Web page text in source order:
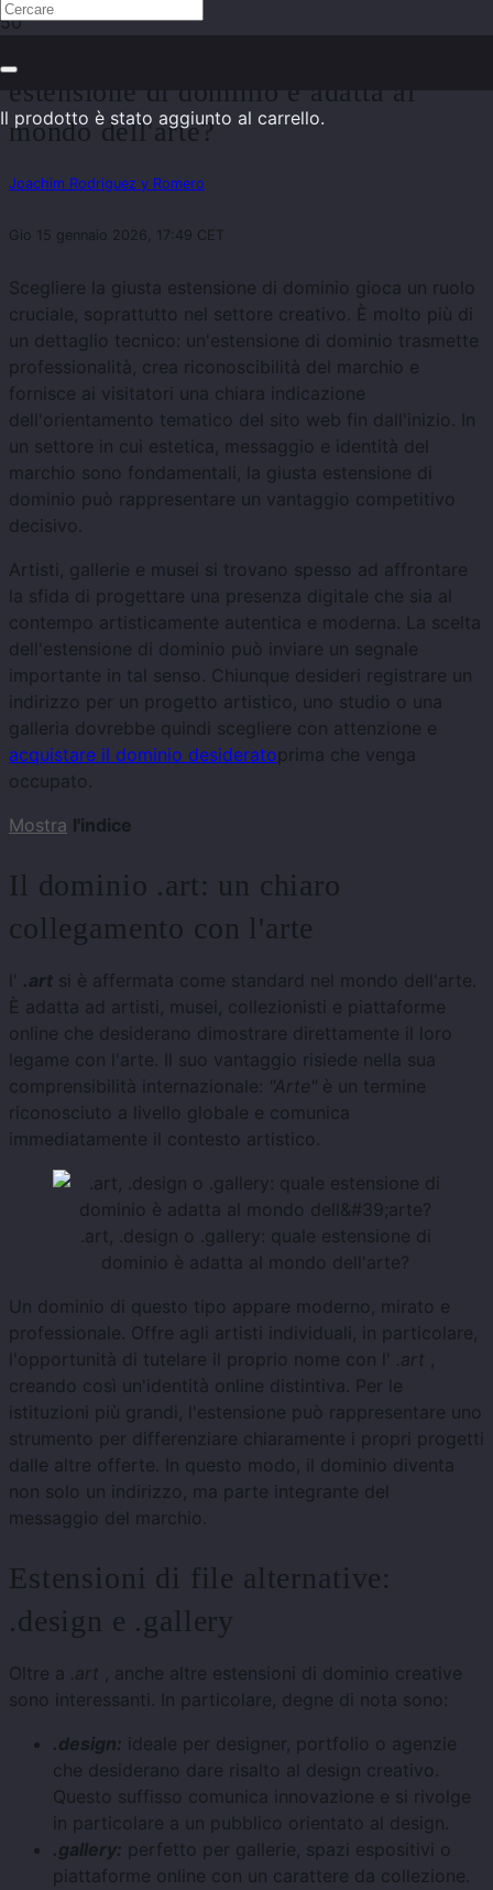
Il prodotto è stato aggiunto al carrello.
estensione di dominio è adatta al
mondo dell'arte?
Joachim Rodriguez y Romero
Gio 15 gennaio 2026, 17:49 CET
Scegliere la giusta estensione di dominio gioca un ruolo
cruciale, soprattutto nel settore creativo. È molto più di
un dettaglio tecnico: un'estensione di dominio trasmette
professionalità, crea riconoscibilità del marchio e
fornisce ai visitatori una chiara indicazione
dell'orientamento tematico del sito web fin dall'inizio. In
un settore in cui estetica, messaggio e identità del
marchio sono fondamentali, la giusta estensione di
dominio può rappresentare un vantaggio competitivo
decisivo.
Artisti, gallerie e musei si trovano spesso ad affrontare
la sfida di progettare una presenza digitale che sia al
contempo artisticamente autentica e moderna. La scelta
dell'estensione di dominio può inviare un segnale
importante in tal senso. Chiunque desideri registrare un
indirizzo per un progetto artistico, uno studio o una
galleria dovrebbe quindi scegliere con attenzione e
acquistare il dominio desideratoprima che venga
occupato.
Mostra l'indice
Il dominio .art: un chiaro
collegamento con l'arte
l' .art si è affermata come standard nel mondo dell'arte.
È adatta ad artisti, musei, collezionisti e piattaforme
online che desiderano dimostrare direttamente il loro
legame con l'arte. Il suo vantaggio risiede nella sua
comprensibilità internazionale: "Arte" è un termine
riconosciuto a livello globale e comunica
immediatamente il contesto artistico.
.art, .design o .gallery: quale estensione di
dominio è adatta al mondo dell'arte?
Un dominio di questo tipo appare moderno, mirato e
professionale. Offre agli artisti individuali, in particolare,
l'opportunità di tutelare il proprio nome con l' .art ,
creando così un'identità online distintiva. Per le
istituzioni più grandi, l'estensione può rappresentare uno
strumento per differenziare chiaramente i propri progetti
dalle altre offerte. In questo modo, il dominio diventa
non solo un indirizzo, ma parte integrante del
messaggio del marchio.
Estensioni di file alternative:
.design e .gallery
Oltre a .art , anche altre estensioni di dominio creative
sono interessanti. In particolare, degne di nota sono:
.design: ideale per designer, portfolio o agenzie
che desiderano dare risalto al design creativo.
Questo suffisso comunica innovazione e si rivolge
in particolare a un pubblico orientato al design.
.gallery: perfetto per gallerie, spazi espositivi o
piattaforme online con un carattere da collezione.